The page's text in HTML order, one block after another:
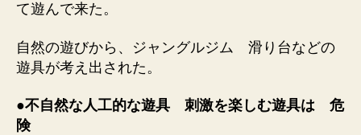
て遊んで来た。
自然の遊びから、ジャングルジム 滑り台などの
遊具が考え出された。
●不自然な人工的な遊具 刺激を楽しむ遊具は 危
険